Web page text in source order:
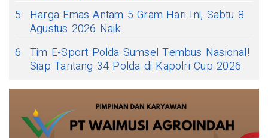
5
Harga Emas Antam 5 Gram Hari Ini, Sabtu 8
Agustus 2026 Naik
6 Tim E-Sport Polda Sumsel Tembus Nasional!
Siap Tantang 34 Polda di Kapolri Cup 2026